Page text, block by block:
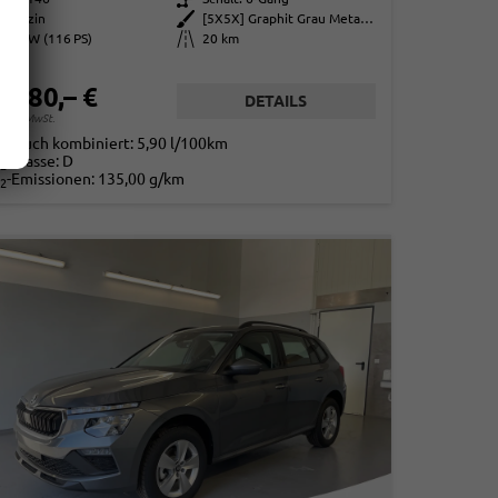
Benzin Außenfarbe
[5X5X] Graphit Grau Metallic
85 kW (116 PS) Kilometerstand 20 km
€
19% MwSt.
DETAILS
kombiniert: 5,90 l/100km
-Klasse: D
2-Emissionen: 135,00 g/km